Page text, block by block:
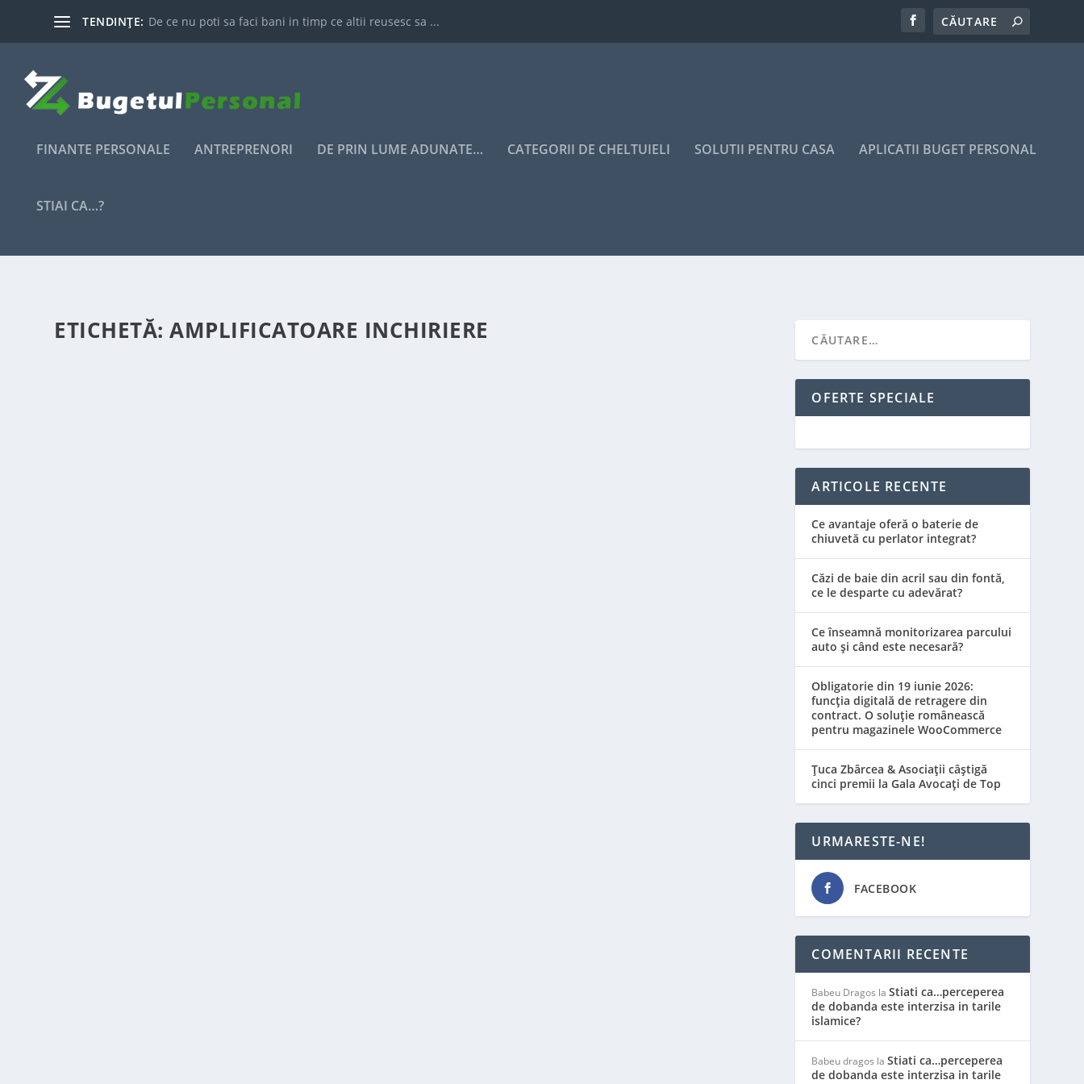
TENDINȚE: De ce nu poti sa faci bani in timp ce altii reusesc sa ...
FINANTE PERSONALE ANTREPRENORI DE PRIN LUME ADUNATE… CATEGORII DE CHELTUIELI SOLUTII PENTRU CASA APLICATII BUGET PERSONAL
STIAI CA…?
ETICHETĂ:AMPLIFICATOARE INCHIRIERE
OFERTE SPECIALE
ARTICOLE RECENTE
Ce avantaje oferă o baterie de
chiuvetă cu perlator integrat?
Căzi de baie din acril sau din fontă,
ce le desparte cu adevărat?
Ce înseamnă monitorizarea parcului
auto și când este necesară?
Obligatorie din 19 iunie 2026:
funcția digitală de retragere din
contract. O soluție românească
pentru magazinele WooCommerce
Țuca Zbârcea & Asociații câștigă
cinci premii la Gala Avocați de Top
URMARESTE-NE!
FACEBOOK
COMENTARII RECENTE
Babeu Dragos laStiati ca…perceperea
de dobanda este interzisa in tarile
islamice?
Babeu dragos laStiati ca…perceperea
de dobanda este interzisa in tarile